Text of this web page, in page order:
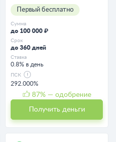
Первый бесплатно
Сумма
до 100 000 ₽
Срок
до 360 дней
Ставка
0.8% в день
ПСК
292.000%
87% — одобрение
Получить деньги